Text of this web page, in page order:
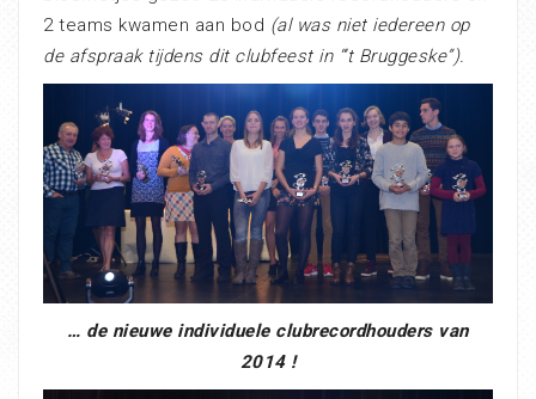
2 teams kwamen aan bod (al was niet iedereen op
de afspraak tijdens dit clubfeest in “’t Bruggeske”).
… de nieuwe individuele clubrecordhouders van
2014 !